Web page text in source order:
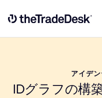
Link to The Trade Desk
アイデ
IDグラフの構